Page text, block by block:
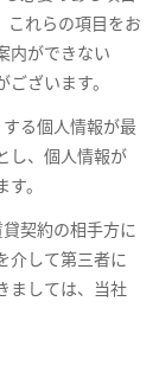
これらの項目をお
内ができない
ざいます。
る個人情報が最
し、個人情報が
。
契約の相手方に
介して第三者に
ましては、当社